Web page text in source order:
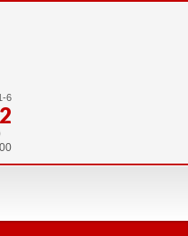
6